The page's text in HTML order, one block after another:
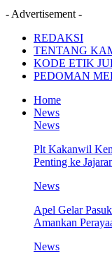
- Advertisement -
REDAKSI
TENTANG
KODE ETIK
PEDOMAN
Home
News
News
Plt Kakanwil
Penting ke
News
Apel Gelar
Amankan
News